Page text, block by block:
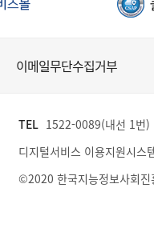
이메일무단수집거부
TEL 1522-0089(내선 1번
디지털서비스 이용지원시스
©2020 한국지능정보사회진